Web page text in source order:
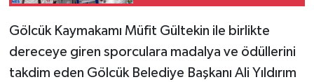
Gölcük Kaymakamı Müfit Gültekin ile birlikte
dereceye giren sporculara madalya ve ödüllerini
takdim eden Gölcük Belediye Başkanı Ali Yıldırım